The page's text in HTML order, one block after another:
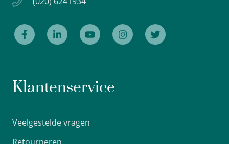
Klantenservice
Veelgestelde vragen